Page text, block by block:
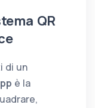
QR
di un
è la